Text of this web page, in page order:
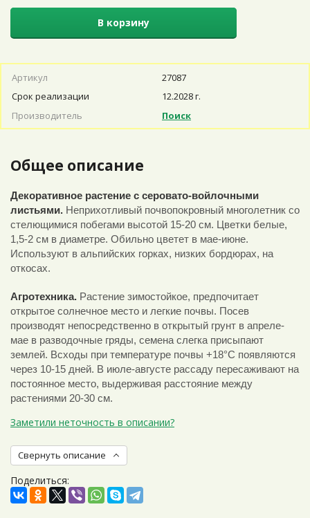
В корзину
Артикул
27087
Срок реализации
12.2028 г.
Производитель
Поиск
Общее описание
Декоративное растение с серовато-войлочными
листьями. Неприхотливый почвопокровный многолетник со
стелющимися побегами высотой 15-20 см. Цветки белые,
1,5-2 см в диаметре. Обильно цветет в мае-июне.
Используют в альпийских горках, низких бордюрах, на
откосах.
Агротехника. Растение зимостойкое, предпочитает
открытое солнечное место и легкие почвы. Посев
производят непосредственно в открытый грунт в апреле-
мае в разводочные гряды, семена слегка присыпают
землей. Всходы при температуре почвы +18°C появляются
через 10-15 дней. В июле-августе рассаду пересаживают на
постоянное место, выдерживая расстояние между
растениями 20-30 см.
Заметили неточность в описании?
Свернуть описание
Поделиться: